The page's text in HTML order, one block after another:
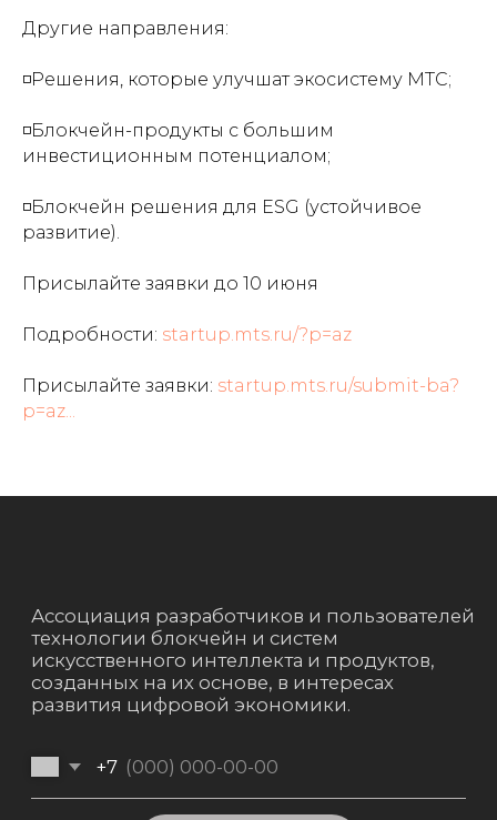
Другие направления:
◽️Решения, которые улучшат экосистему МТС;
◽️Блокчейн-продукты с большим
инвестиционным потенциалом;
◽️Блокчейн решения для ESG (устойчивое
развитие).
Присылайте заявки до 10 июня
Подробности: startup.mts.ru/?p=az
Присылайте заявки: startup.mts.ru/submit-ba?
p=az...
О РАКИБ
Социальные сети
Контактный телефон
Пользовательское соглашение
Powered by Crypto Emergency
РАКИБ © 2021 - 2024, Все права защищены.
info@racib.com